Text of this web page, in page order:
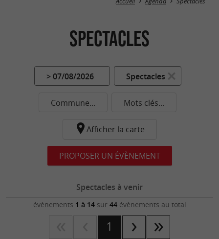
Spectacles
> 07/08/2026 Spectacles
Commune... Mots clés...
Afficher la carte
PROPOSER UN ÉVÈNEMENT
Spectacles à venir
évènements 1 à 14sur 44évènements au total
1